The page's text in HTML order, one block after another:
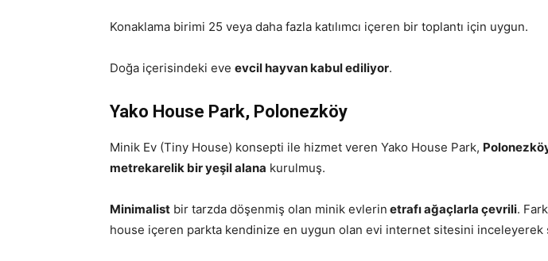
Konaklama birimi 25 veya daha fazla katılımcı içeren bir toplantı için uygun.
Doğa içerisindeki eve evcil hayvan kabul ediliyor.
Yako House Park, Polonezköy
Minik Ev (Tiny House) konsepti ile hizmet veren Yako House Park,
metrekarelik bir yeşil alana kurulmuş.
Minimalist bir tarzda döşenmiş olan minik evlerin etrafı ağaçlarla çevrili.
house içeren parkta kendinize en uygun olan evi internet sitesini inceleyerek